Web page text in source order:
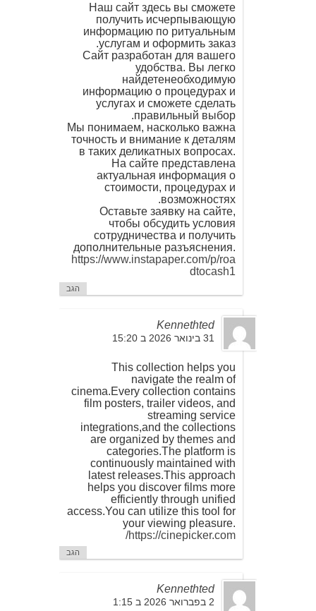
Наш сайт здесь вы сможете
получить исчерпывающую
информацию по ритуальным
услугам и оформить заказ.
Сайт разработан для вашего
удобства. Вы легко
найдетенеобходимую
информацию о процедурах и
услугах и сможете сделать
правильный выбор.
Мы понимаем, насколько важна
точность и внимание к деталям
в таких деликатных вопросах.
На сайте представлена
актуальная информация о
стоимости, процедурах и
возможностях.
Оставьте заявку на сайте,
чтобы обсудить условия
сотрудничества и получить
дополнительные разъяснения.
https://www.instapaper.com/p/roa
dtocash1
הגב
Kennethted
31 בינואר 2026 ב 15:20
This collection helps you
navigate the realm of
cinema.Every collection contains
film posters, trailer videos, and
streaming service
integrations,and the collections
are organized by themes and
categories.The platform is
continuously maintained with
latest releases.This approach
helps you discover films more
efficiently through unified
access.You can utilize this tool for
your viewing pleasure.
https://cinepicker.com/
הגב
Kennethted
2 בפברואר 2026 ב 1:15